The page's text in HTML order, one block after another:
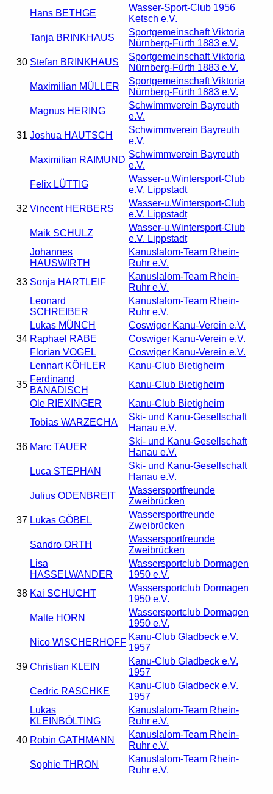
Hans BETHGE
Wasser-Sport-Club 1956
Ketsch e.V.
30
Tanja BRINKHAUS
Sportgemeinschaft Viktoria
Nürnberg-Fürth 1883 e.V.
Stefan BRINKHAUS
Sportgemeinschaft Viktoria
Nürnberg-Fürth 1883 e.V.
Maximilian MÜLLER
Sportgemeinschaft Viktoria
Nürnberg-Fürth 1883 e.V.
31
Magnus HERING
Schwimmverein Bayreuth
e.V.
Joshua HAUTSCH
Schwimmverein Bayreuth
e.V.
Maximilian RAIMUND
Schwimmverein Bayreuth
e.V.
32
Felix LÜTTIG
Wasser-u.Wintersport-Club
e.V. Lippstadt
Vincent HERBERS
Wasser-u.Wintersport-Club
e.V. Lippstadt
Maik SCHULZ
Wasser-u.Wintersport-Club
e.V. Lippstadt
33
Johannes
HAUSWIRTH
Kanuslalom-Team Rhein-
Ruhr e.V.
Sonja HARTLEIF
Kanuslalom-Team Rhein-
Ruhr e.V.
Leonard
SCHREIBER
Kanuslalom-Team Rhein-
Ruhr e.V.
34
Lukas MÜNCH
Coswiger Kanu-Verein e.V.
Raphael RABE
Coswiger Kanu-Verein e.V.
Florian VOGEL
Coswiger Kanu-Verein e.V.
35
Lennart KÖHLER
Kanu-Club Bietigheim
Ferdinand
BANADISCH
Kanu-Club Bietigheim
Ole RIEXINGER
Kanu-Club Bietigheim
36
Tobias WARZECHA
Ski- und Kanu-Gesellschaft
Hanau e.V.
Marc TAUER
Ski- und Kanu-Gesellschaft
Hanau e.V.
Luca STEPHAN
Ski- und Kanu-Gesellschaft
Hanau e.V.
37
Julius ODENBREIT
Wassersportfreunde
Zweibrücken
Lukas GÖBEL
Wassersportfreunde
Zweibrücken
Sandro ORTH
Wassersportfreunde
Zweibrücken
38
Lisa
HASSELWANDER
Wassersportclub Dormagen
1950 e.V.
Kai SCHUCHT
Wassersportclub Dormagen
1950 e.V.
Malte HORN
Wassersportclub Dormagen
1950 e.V.
39
Nico WISCHERHOFF
Kanu-Club Gladbeck e.V.
1957
Christian KLEIN
Kanu-Club Gladbeck e.V.
1957
Cedric RASCHKE
Kanu-Club Gladbeck e.V.
1957
40
Lukas
KLEINBÖLTING
Kanuslalom-Team Rhein-
Ruhr e.V.
Robin GATHMANN
Kanuslalom-Team Rhein-
Ruhr e.V.
Sophie THRON
Kanuslalom-Team Rhein-
Ruhr e.V.